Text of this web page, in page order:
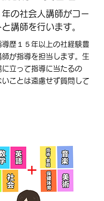
の社会人講師がコー
講師を行います。
歴１５年以上の社経験豊
師が指導を担当します。生
立って指導に当たるの
いことは遠慮せず質問して